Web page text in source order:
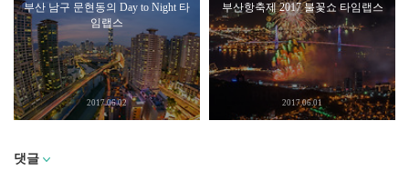
부산 남구 문현동의 Day to Night 타
임랩스
2017.06.02
부산항축제 2017 불꽃쇼 타임랩스
2017.06.01
댓글